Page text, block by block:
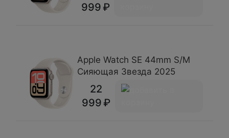
999
Apple Watch SE 44mm S/M
Сияющая Звезда 2025
22
999